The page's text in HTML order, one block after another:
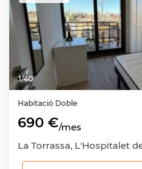
1/40
Habitació Doble
690 €/mes
La Torrassa, L'Hospitalet